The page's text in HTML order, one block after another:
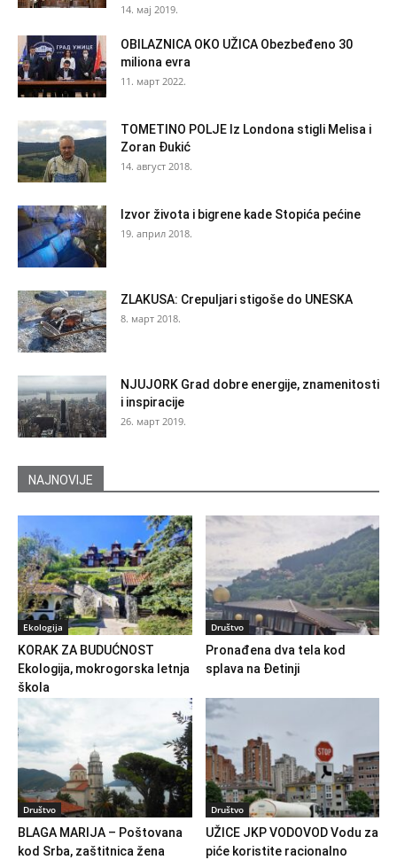
14. мај 2019.
OBILAZNICA OKO UŽICA Obezbeđeno 30
miliona evra
11. март 2022.
TOMETINO POLJE Iz Londona stigli Melisa i
Zoran Đukić
14. август 2018.
Izvor života i bigrene kade Stopića pećine
19. април 2018.
ZLAKUSA: Crepuljari stigoše do UNESKA
8. март 2018.
NJUJORK Grad dobre energije, znamenitosti
i inspiracije
26. март 2019.
NAJNOVIJE
Ekologija
KORAK ZA BUDUĆNOST
Ekologija, mokrogorska letnja
škola
Društvo
Pronađena dva tela kod
splava na Đetinji
Društvo
BLAGA MARIJA – Poštovana
kod Srba, zaštitnica žena
Društvo
UŽICE JKP VODOVOD Vodu za
piće koristite racionalno